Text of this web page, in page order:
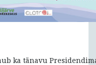
ka tänavu